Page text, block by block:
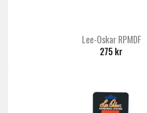
Lee-Oskar RPMDF
275 kr